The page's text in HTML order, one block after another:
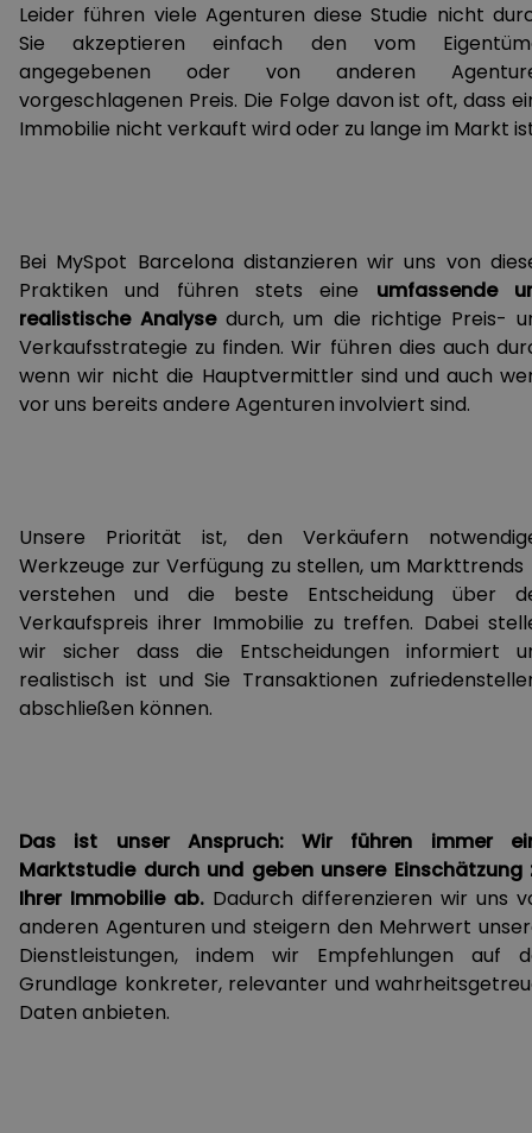
Leider führen viele Agenturen diese Studie nicht
Sie akzeptieren einfach den vom
angegebenen oder von anderen
vorgeschlagenen Preis. Die Folge davon ist oft, dass
Immobilie nicht verkauft wird oder zu lange im Markt
Bei MySpot Barcelona distanzieren wir uns von
Praktiken und führen stets eine umfassende
realistische Analysedurch, um die richtige Preis-
Verkaufsstrategie zu finden. Wir führen dies auch
wenn wir nicht die Hauptvermittler sind und auch
vor uns bereits andere Agenturen involviert sind.
Unsere Priorität ist, den Verkäufern
Werkzeuge zur Verfügung zu stellen, um Markttrends
verstehen und die beste Entscheidung über
Verkaufspreis ihrer Immobilie zu treffen. Dabei
wir sicher dass die Entscheidungen informiert
realistisch ist und Sie Transaktionen
abschließen können.
Das ist unser Anspruch: Wir führen immer
Marktstudie durch und geben unsere Einschätzung
Ihrer Immobilie ab. Dadurch differenzieren wir uns
anderen Agenturen und steigern den Mehrwert
Dienstleistungen, indem wir Empfehlungen auf
Grundlage konkreter, relevanter und
Daten anbieten.